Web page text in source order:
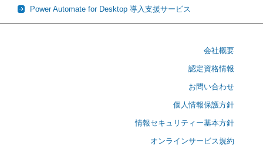
Power Automate for Desktop 導入支援サービス
会社概要
認定資格情報
お問い合わせ
個人情報保護方針
情報セキュリティー基本方針
オンラインサービス規約